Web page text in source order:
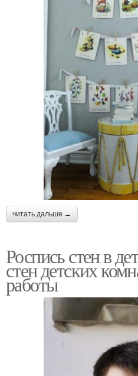
читать дальше →
Роспись стен в
стен детских
работы